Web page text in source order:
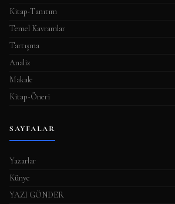
Kitap-Tanıtım
Temel Kavramlar
Tartışma
Analiz
Makale
Kitap-Öneri
SAYFALAR
Yazarlar
Künye
YAZI GÖNDER